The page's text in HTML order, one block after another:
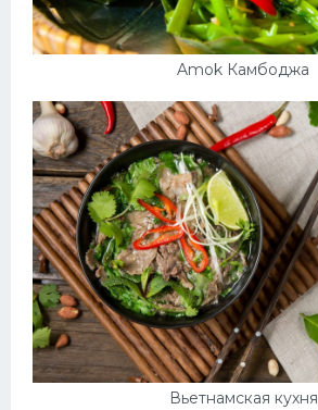
Amok Камбоджа
Вьетнамская кухня